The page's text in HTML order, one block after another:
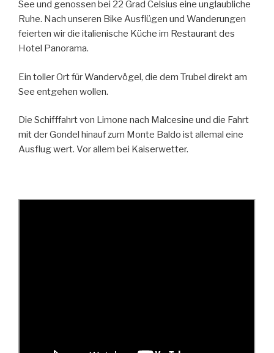
See und genossen bei 22 Grad Celsius eine unglaubliche
Ruhe. Nach unseren Bike Ausflügen und Wanderungen
feierten wir die italienische Küche im Restaurant des
Hotel Panorama.
Ein toller Ort für Wandervögel, die dem Trubel direkt am
See entgehen wollen.
Die Schifffahrt von Limone nach Malcesine und die Fahrt
mit der Gondel hinauf zum Monte Baldo ist allemal eine
Ausflug wert. Vor allem bei Kaiserwetter.